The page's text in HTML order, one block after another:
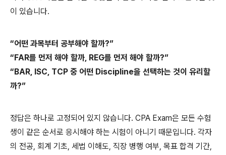
이 있습니다.
“어떤 과목부터 공부해야 할까?”
“FAR를 먼저 해야 할까, REG를 먼저 해야 할까?”
“BAR, ISC, TCP 중 어떤 Discipline을 선택하는 것이 유리할
까?”
정답은 하나로 고정되어 있지 않습니다. CPA Exam은 모든 수험
생이 같은 순서로 응시해야 하는 시험이 아니기 때문입니다. 각자
의 전공, 회계 기초, 세법 이해도, 직장 병행 여부, 목표 합격 기간,